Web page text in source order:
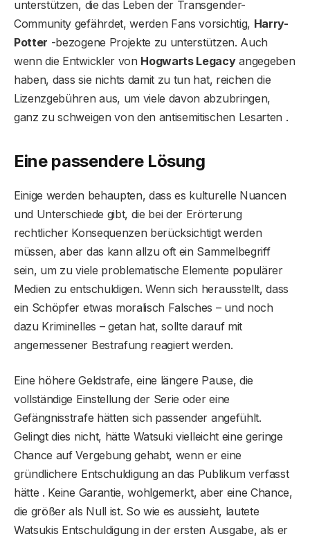
unterstützen, die das Leben der Transgender-
Community gefährdet, werden Fans vorsichtig, Harry-
Potter -bezogene Projekte zu unterstützen. Auch
wenn die Entwickler von Hogwarts Legacyangegeben
haben, dass sie nichts damit zu tun hat, reichen die
Lizenzgebühren aus, um viele davon abzubringen,
ganz zu schweigen von den antisemitischen Lesarten .
Eine passendere Lösung
Einige werden behaupten, dass es kulturelle Nuancen
und Unterschiede gibt, die bei der Erörterung
rechtlicher Konsequenzen berücksichtigt werden
müssen, aber das kann allzu oft ein Sammelbegriff
sein, um zu viele problematische Elemente populärer
Medien zu entschuldigen. Wenn sich herausstellt, dass
ein Schöpfer etwas moralisch Falsches – und noch
dazu Kriminelles – getan hat, sollte darauf mit
angemessener Bestrafung reagiert werden.
Eine höhere Geldstrafe, eine längere Pause, die
vollständige Einstellung der Serie oder eine
Gefängnisstrafe hätten sich passender angefühlt.
Gelingt dies nicht, hätte Watsuki vielleicht eine geringe
Chance auf Vergebung gehabt, wenn er eine
gründlichere Entschuldigung an das Publikum verfasst
hätte . Keine Garantie, wohlgemerkt, aber eine Chance,
die größer als Null ist. So wie es aussieht, lautete
Watsukis Entschuldigung in der ersten Ausgabe, als er